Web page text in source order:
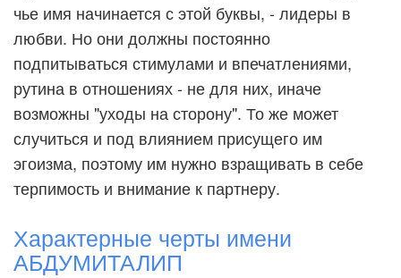
чье имя начинается с этой буквы, - лидеры в
любви. Но они должны постоянно
подпитываться стимулами и впечатлениями,
рутина в отношениях - не для них, иначе
возможны "уходы на сторону". То же может
случиться и под влиянием присущего им
эгоизма, поэтому им нужно взращивать в себе
терпимость и внимание к партнеру.
Характерные черты имени
АБДУМИТАЛИП